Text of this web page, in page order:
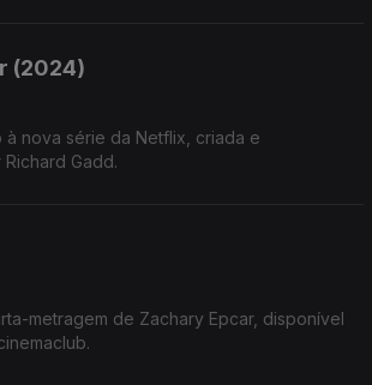
(2024)
nova série da Netflix, criada e
Gadd.
metragem de Zachary Epcar, disponível